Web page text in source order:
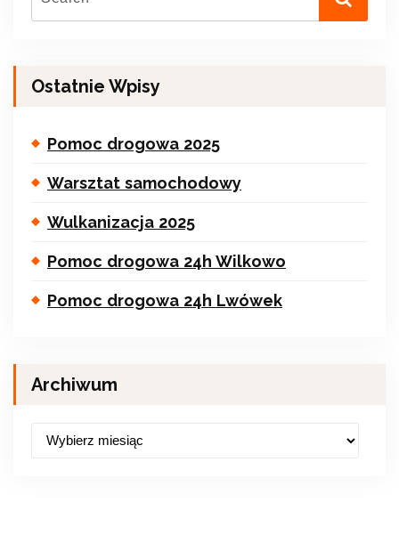
Ostatnie Wpisy
Pomoc drogowa 2025
Warsztat samochodowy
Wulkanizacja 2025
Pomoc drogowa 24h Wilkowo
Pomoc drogowa 24h Lwówek
Archiwum